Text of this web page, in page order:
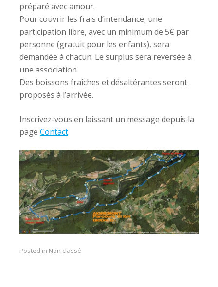
préparé avec amour.
Pour couvrir les frais d’intendance, une
participation libre, avec un minimum de 5€ par
personne (gratuit pour les enfants), sera
demandée à chacun. Le surplus sera reversée à
une association.
Des boissons fraîches et désaltérantes seront
proposés à l’arrivée.
Inscrivez-vous en laissant un message depuis la
page Contact.
Posted in Non classé